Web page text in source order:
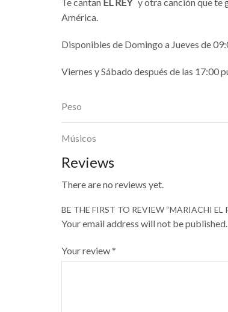
América.
Disponibles de Domingo a Jueves de
Viernes y Sábado después de las 17:00
Peso
Músicos
Reviews
There are no reviews yet.
BE THE FIRST TO REVIEW “MARIACHI EL
Your email address will not be
Your review*